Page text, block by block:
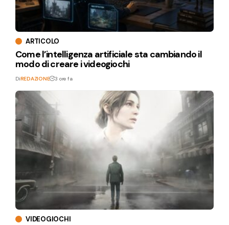
ARTICOLO
Come l’intelligenza artificiale sta cambiando il
modo di creare i videogiochi
DiREDAZIONE 3 ore fa
VIDEOGIOCHI